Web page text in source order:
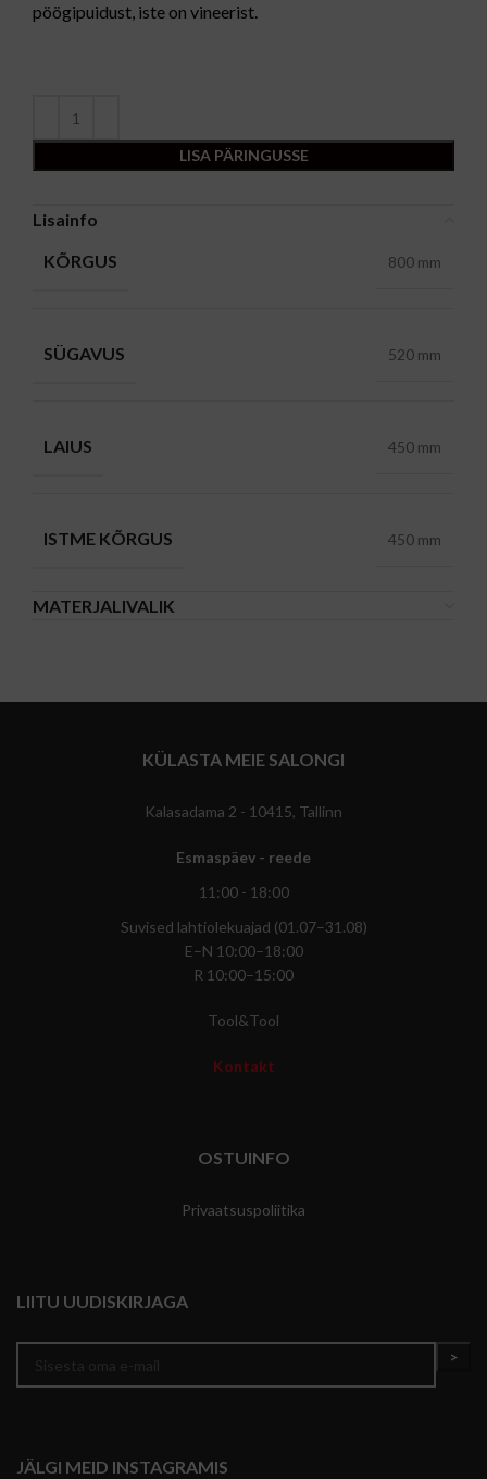
pöögipuidust, iste on vineerist.
LISA PÄRINGUSSE
Lisainfo
KÕRGUS
800 mm
SÜGAVUS 520 mm
LAIUS 450 mm
ISTME KÕRGUS 450 mm
MATERJALIVALIK
KÜLASTA MEIE SALONGI
Kalasadama 2 - 10415, Tallinn
Esmaspäev - reede
11:00 - 18:00
Suvised lahtiolekuajad (01.07–31.08)
E–N 10:00–18:00
R 10:00–15:00
Tool&Tool
Kontakt
OSTUINFO
Privaatsuspoliitika
LIITU UUDISKIRJAGA
JÄLGI MEID INSTAGRAMIS